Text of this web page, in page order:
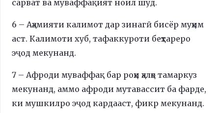
сарват ва муваффақият ноил шуд.
6 – Аҳамияти калимот дар зинагӣ бисёр муҳим
аст. Калимоти хуб, тафаккуроти беҳтареро
эҷод мекунанд.
7 – Афроди муваффақ бар роҳи ҳалҳо тамаркуз
мекунанд, аммо афроди мутавассит ба фарде,
ки мушкилро эҷод кардааст, фикр мекунанд.